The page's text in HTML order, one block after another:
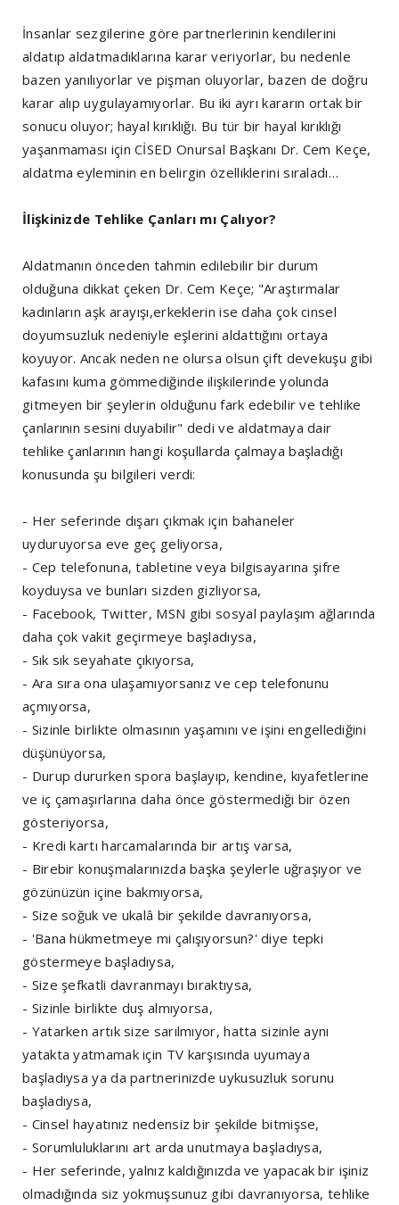
İnsanlar sezgilerine göre partnerlerinin kendilerini
aldatıp aldatmadıklarına karar veriyorlar, bu nedenle
bazen yanılıyorlar ve pişman oluyorlar, bazen de doğru
karar alıp uygulayamıyorlar. Bu iki ayrı kararın ortak bir
sonucu oluyor; hayal kırıklığı. Bu tür bir hayal kırıklığı
yaşanmaması için CİSED Onursal Başkanı Dr. Cem Keçe,
aldatma eyleminin en belirgin özelliklerini sıraladı…
İlişkinizde Tehlike Çanları mı Çalıyor?
Aldatmanın önceden tahmin edilebilir bir durum
olduğuna dikkat çeken Dr. Cem Keçe; "Araştırmalar
kadınların aşk arayışı,erkeklerin ise daha çok cinsel
doyumsuzluk nedeniyle eşlerini aldattığını ortaya
koyuyor. Ancak neden ne olursa olsun çift devekuşu gibi
kafasını kuma gömmediğinde ilişkilerinde yolunda
gitmeyen bir şeylerin olduğunu fark edebilir ve tehlike
çanlarının sesini duyabilir" dedi ve aldatmaya dair
tehlike çanlarının hangi koşullarda çalmaya başladığı
konusunda şu bilgileri verdi:
- Her seferinde dışarı çıkmak için bahaneler
uyduruyorsa eve geç geliyorsa,
- Cep telefonuna, tabletine veya bilgisayarına şifre
koyduysa ve bunları sizden gizliyorsa,
- Facebook, Twitter, MSN gibi sosyal paylaşım ağlarında
daha çok vakit geçirmeye başladıysa,
- Sık sık seyahate çıkıyorsa,
- Ara sıra ona ulaşamıyorsanız ve cep telefonunu
açmıyorsa,
- Sizinle birlikte olmasının yaşamını ve işini engellediğini
düşünüyorsa,
- Durup dururken spora başlayıp, kendine, kıyafetlerine
ve iç çamaşırlarına daha önce göstermediği bir özen
gösteriyorsa,
- Kredi kartı harcamalarında bir artış varsa,
- Birebir konuşmalarınızda başka şeylerle uğraşıyor ve
gözünüzün içine bakmıyorsa,
- Size soğuk ve ukalâ bir şekilde davranıyorsa,
- 'Bana hükmetmeye mi çalışıyorsun?' diye tepki
göstermeye başladıysa,
- Size şefkatli davranmayı bıraktıysa,
- Sizinle birlikte duş almıyorsa,
- Yatarken artık size sarılmıyor, hatta sizinle aynı
yatakta yatmamak için TV karşısında uyumaya
başladıysa ya da partnerinizde uykusuzluk sorunu
başladıysa,
- Cinsel hayatınız nedensiz bir şekilde bitmişse,
- Sorumluluklarını art arda unutmaya başladıysa,
- Her seferinde, yalnız kaldığınızda ve yapacak bir işiniz
olmadığında siz yokmuşsunuz gibi davranıyorsa, tehlike